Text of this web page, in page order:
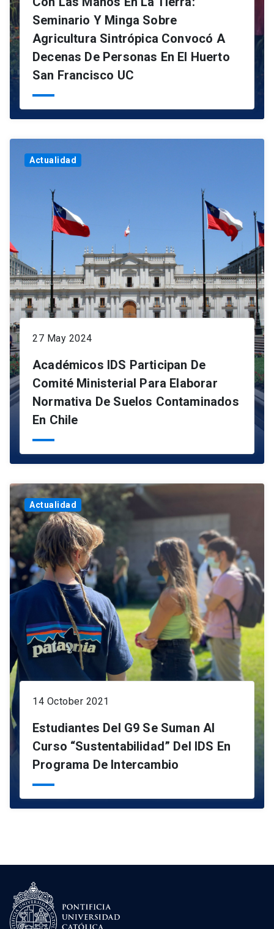
Seminario Y Minga Sobre
Agricultura Sintrópica Convocó A
Decenas De Personas En El Huerto
San Francisco UC
Actualidad
27 May 2024
Académicos IDS Participan De
Comité Ministerial Para Elaborar
Normativa De Suelos Contaminados
En Chile
Actualidad
14 October 2021
Estudiantes Del G9 Se Suman Al
Curso “Sustentabilidad” Del IDS En
Programa De Intercambio